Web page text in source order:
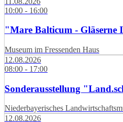
10:00 - 16:00
"Mare Balticum - Gläserne
Museum im Fressenden Haus
12.08.2026
08:00 - 17:00
Sonderausstellung
Niederbayerisches
12.08.2026